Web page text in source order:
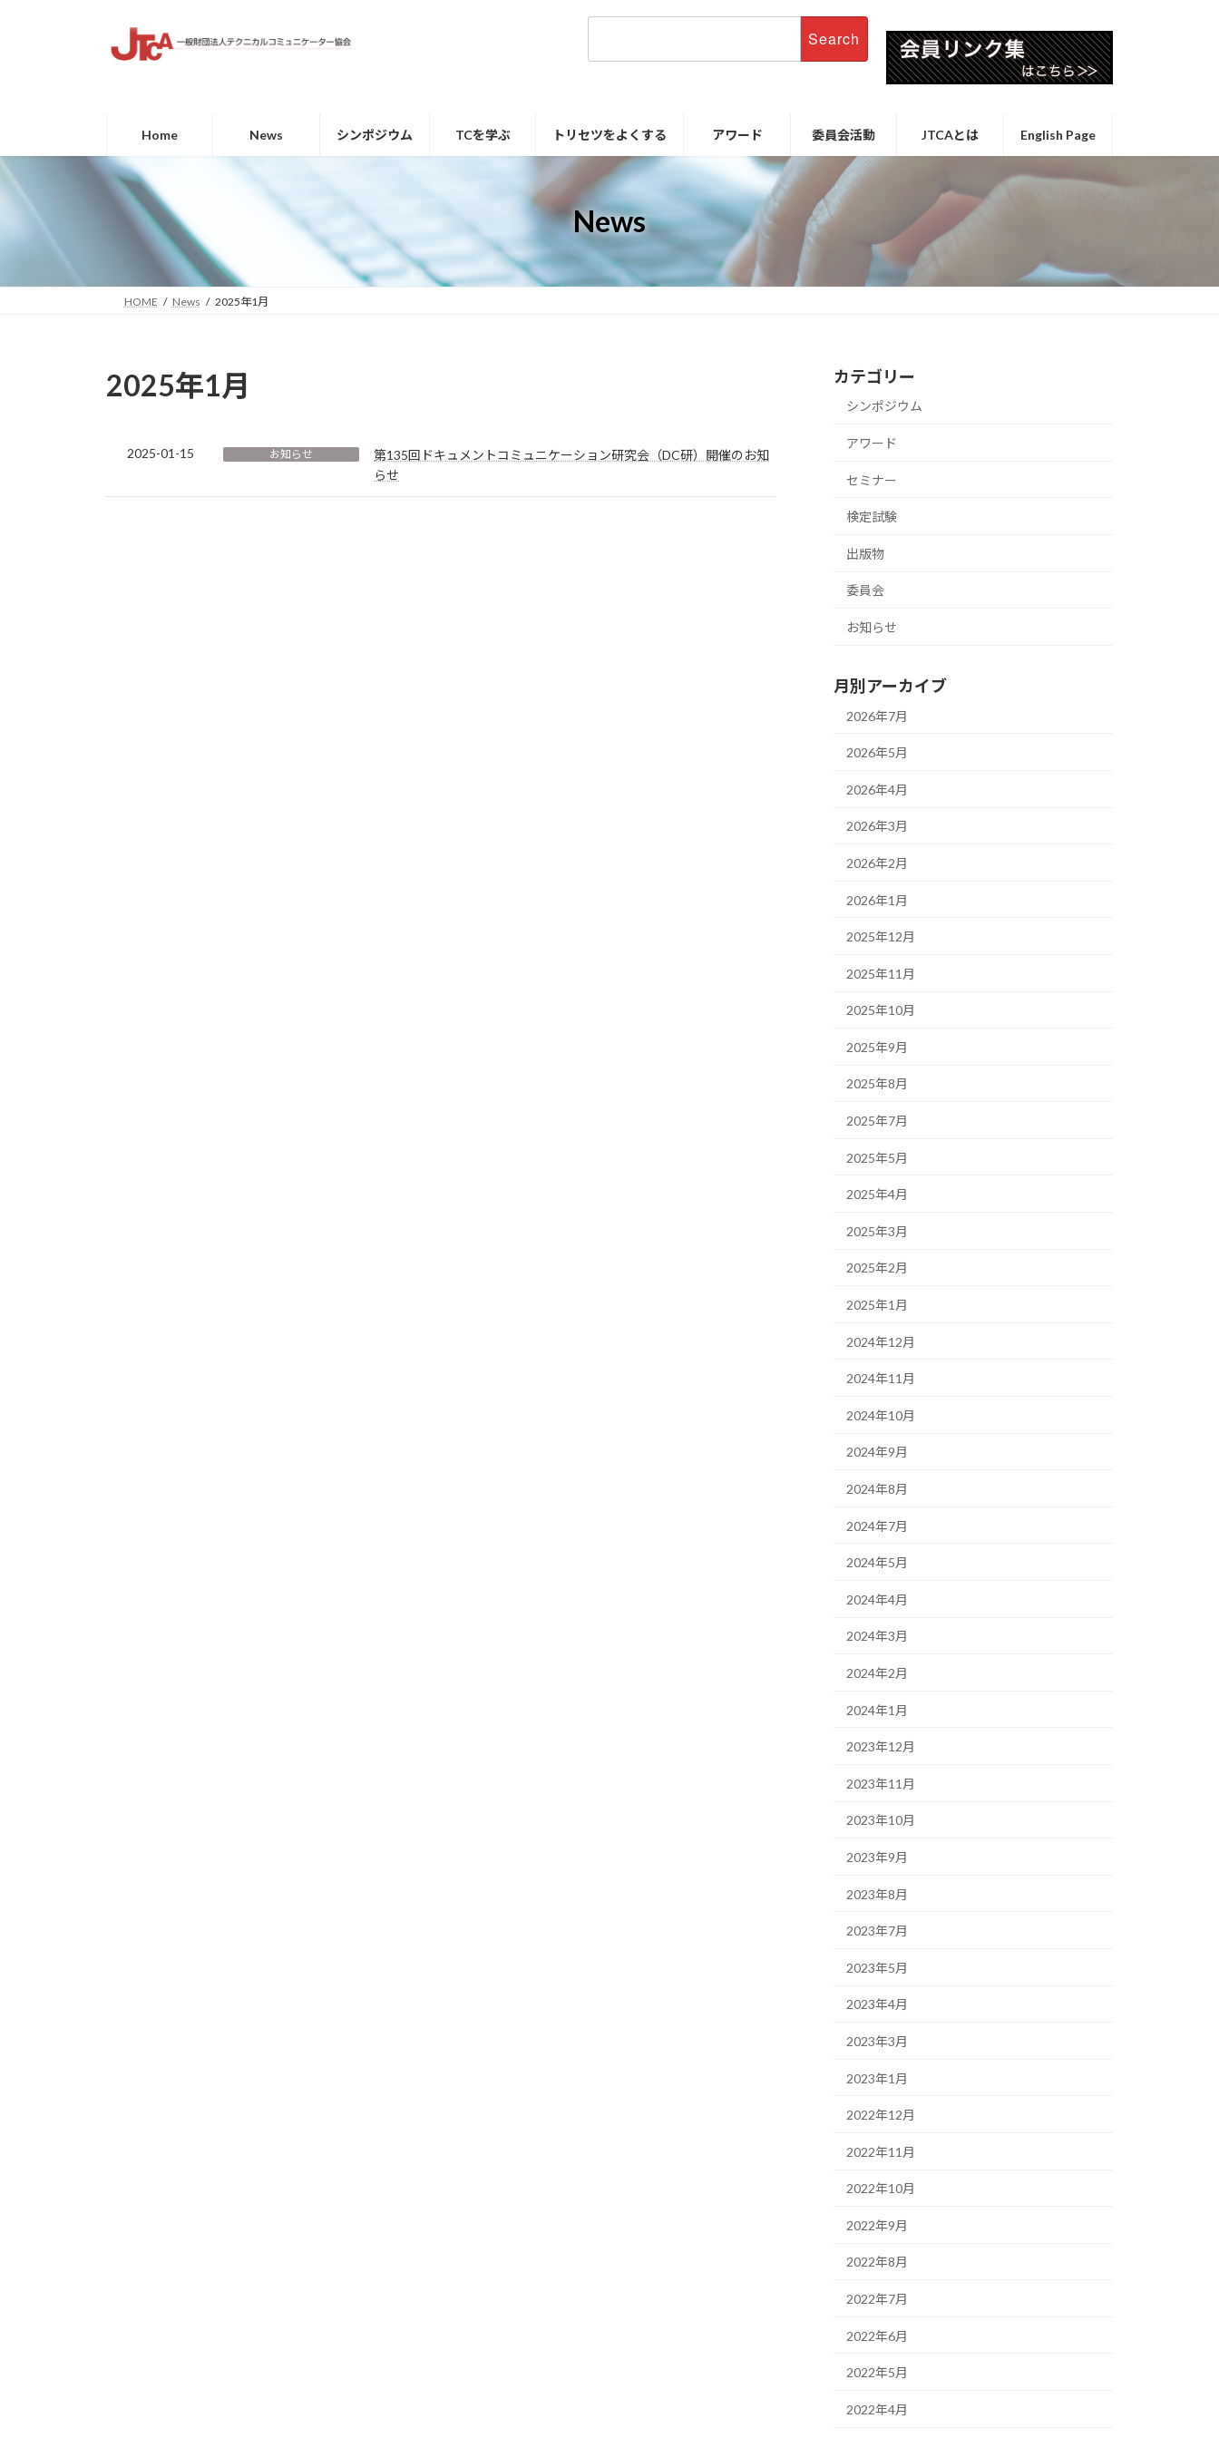
キ
に
Search
Home News シンポジウム TCを学ぶ トリセツをよくする アワード 委員会活動 JTCAとは English Page
News
HOME News 2025年1月
2025年1月
2025-01-15 お知らせ
第135回ドキュメントコミュニケーション研究会（DC研）開催のお知
らせ
カテゴリー
シンポジウム
アワード
セミナー
検定試験
出版物
委員会
お知らせ
月別アーカイブ
2026年7月
2026年5月
2026年4月
2026年3月
2026年2月
2026年1月
2025年12月
2025年11月
2025年10月
2025年9月
2025年8月
2025年7月
2025年5月
2025年4月
2025年3月
2025年2月
2025年1月
2024年12月
2024年11月
2024年10月
2024年9月
2024年8月
2024年7月
2024年5月
2024年4月
2024年3月
2024年2月
2024年1月
2023年12月
2023年11月
2023年10月
2023年9月
2023年8月
2023年7月
2023年5月
2023年4月
2023年3月
2023年1月
2022年12月
2022年11月
2022年10月
2022年9月
2022年8月
2022年7月
2022年6月
2022年5月
2022年4月